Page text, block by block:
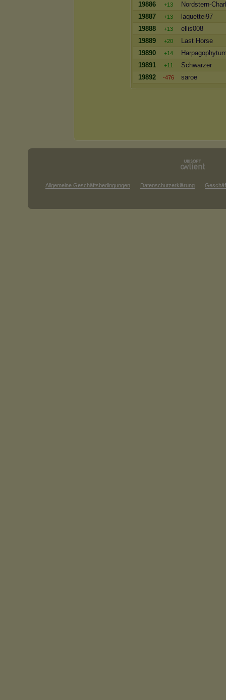
19886
+13
Nordstern-
19887
+13
laquettei97
19888
+13
ellis008
19889
+20
Last Horse
19890
+14
19891
+11
Schwarzer
19892
-476 saroe
Allgemeine Geschäftsbedingungen Datenschutzerklärung